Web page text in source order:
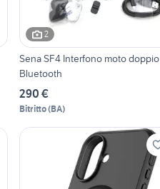
2
Sena SF4 Interfono moto doppio
Bluetooth
290 €
Bitritto(BA)